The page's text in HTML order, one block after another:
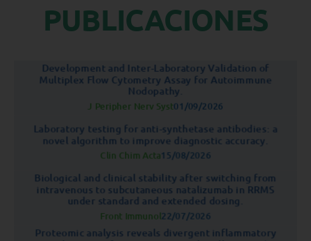
PUBLICACIONES
Development and Inter-Laboratory Validation of
Multiplex Flow Cytometry Assay for Autoimmune
Nodopathy.
J Peripher Nerv Syst01/09/2026
Laboratory testing for anti-synthetase antibodies: a
novel algorithm to improve diagnostic accuracy.
Clin Chim Acta15/08/2026
Biological and clinical stability after switching from
intravenous to subcutaneous natalizumab in RRMS
under standard and extended dosing.
Front Immunol22/07/2026
Proteomic analysis reveals divergent inflammatory